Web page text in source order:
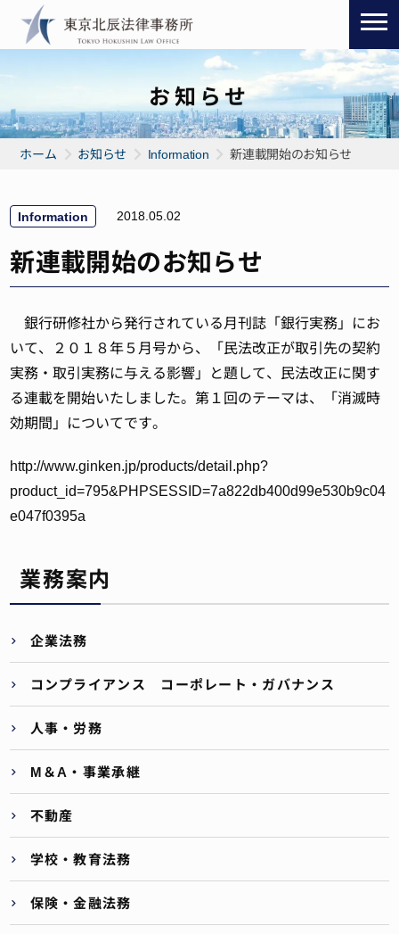
お知らせ
ホーム お知らせ Information 新連載開始のお知らせ
Information 2018.05.02
新連載開始のお知らせ
銀行研修社から発行されている月刊誌「銀行実務」にお
いて、２０１８年５月号から、「民法改正が取引先の契約
実務・取引実務に与える影響」と題して、民法改正に関す
る連載を開始いたしました。第１回のテーマは、「消滅時
効期間」についてです。
http://www.ginken.jp/products/detail.php?
product_id=795&PHPSESSID=7a822db400d99e530b9c04
e047f0395a
業務案内
企業法務
コンプライアンス コーポレート・ガバナンス
人事・労務
M＆A・事業承継
不動産
学校・教育法務
保険・金融法務